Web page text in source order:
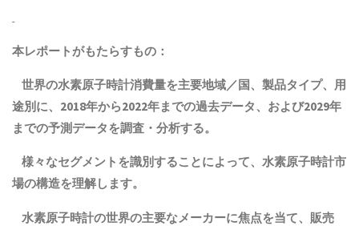
本レポートがもたらすもの：
世界の水素原子時計消費量を主要地域／国、製品タイプ、用
途別に、2018年から2022年までの過去データ、および2029年
までの予測データを調査・分析する。
様々なセグメントを識別することによって、水素原子時計市
場の構造を理解します。
水素原子時計の世界の主要なメーカーに焦点を当て、販売